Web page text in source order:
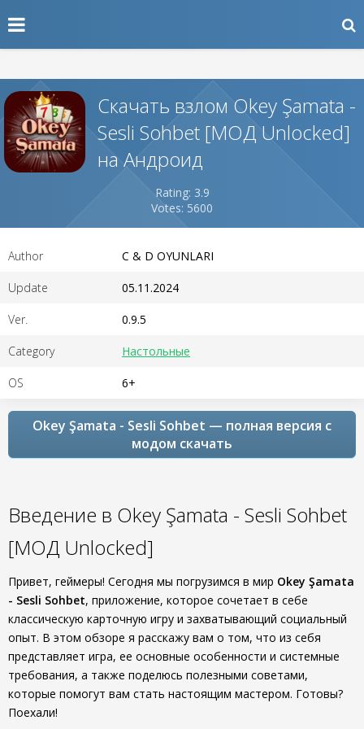
Скачать взлом Okey Şamata -
Sesli Sohbet [МОД Unlocked]
на Андроид
Rating: 3.9
Votes: 5600
Author C & D OYUNLARI
Update 05.11.2024
Ver. 0.9.5
Category Настольные
OS 6+
Okey Şamata - Sesli Sohbet — полная версия с
модом скачать
Введение в Okey Şamata - Sesli Sohbet
[МОД Unlocked]
Привет, геймеры! Сегодня мы погрузимся в мир Okey Şamata
- Sesli Sohbet, приложение, которое сочетает в себе
классическую карточную игру и захватывающий социальный
опыт. В этом обзоре я расскажу вам о том, что из себя
представляет игра, ее основные особенности и системные
требования, а также поделюсь полезными советами,
которые помогут вам стать настоящим мастером. Готовы?
Поехали!